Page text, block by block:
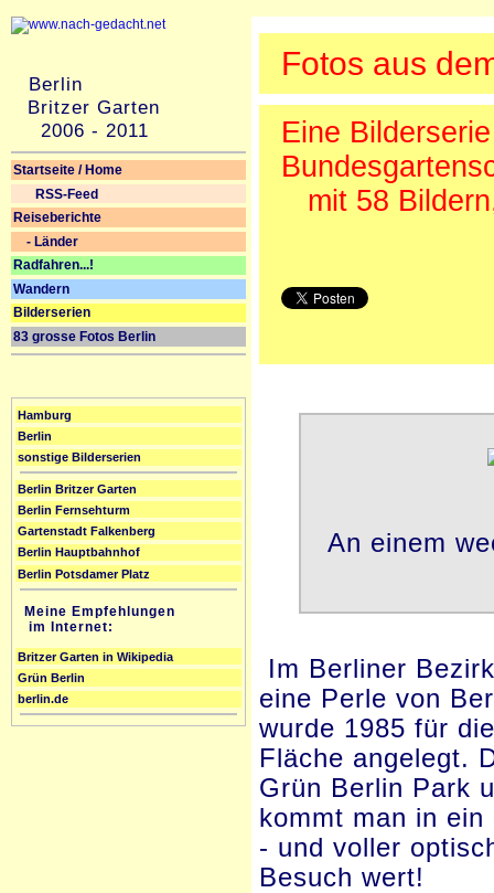
Hamburg
Berlin
sonstige Bilderserien
Berlin Britzer Garten
Berlin Fernsehturm
Gartenstadt Falkenberg
Berlin Hauptbahnhof
Berlin Potsdamer Platz
Meine Empfehlungen
im Internet:
Britzer Garten in Wikipedia
Grün Berlin
berlin.de
Fotos aus
Eine
mit 58
An einem
Im Berliner
eine Perle von
wurde 1985 für
Fläche angelegt.
Grün Berlin Park
kommt man in
- und voller
Besuch wert!
Berlin
Britzer Garten
2006 - 2011
Startseite / Home
RSS-Feed
Reiseberichte
- Länder
Radfahren...!
Wandern
Bilderserien
83 grosse Fotos Berlin